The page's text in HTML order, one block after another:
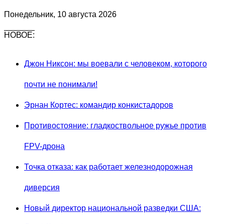
Понедельник, 10 августа 2026
НОВОЕ:
Джон Никсон: мы воевали с человеком, которого
почти не понимали!
Эрнан Кортес: командир конкистадоров
Противостояние: гладкоствольное ружье против
FPV-дрона
Точка отказа: как работает железнодорожная
диверсия
Новый директор национальной разведки США: